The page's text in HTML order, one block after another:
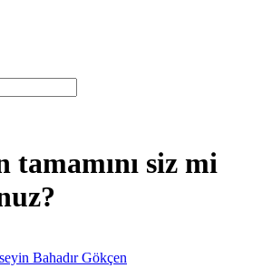
tamamını siz mi
Bahadır Gökçen